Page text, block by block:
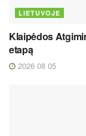
LIETUVOJE
Klaipėdos
etapą
2026 08 05